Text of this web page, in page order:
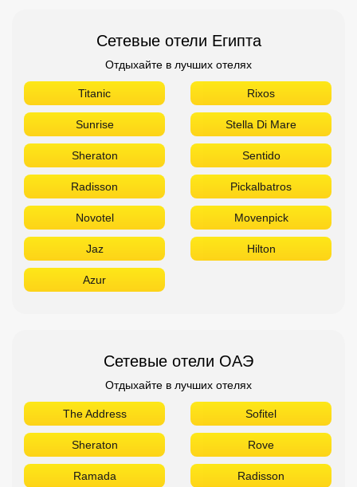
Сетевые отели Египта
Отдыхайте в лучших отелях
Titanic Rixos
Sunrise Stella Di Mare
Sheraton Sentido
Radisson Pickalbatros
Novotel Movenpick
Jaz Hilton
Azur
Сетевые отели ОАЭ
Отдыхайте в лучших отелях
The Address Sofitel
Sheraton Rove
Ramada Radisson